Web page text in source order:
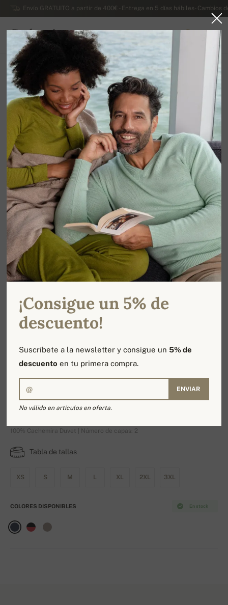
Envío GRATUITO a partir de 400€ - Entrega en 5 días hábiles- Cambios
Cachemira
ESPAÑA
Ir a la página principal
Lujosos jerseys de cachemira de dama
Cachemira Duvet de señora
Pise
100% Cachemira Duvet | Número de capas: 2
Tabla de tallas
XS S M L XL 2XL 3XL
En stock
COLORES DISPONIBLES
¡Consigue un 5% de
descuento!
Suscríbete a la newsletter y consigue un5% de
descuento en tu primera compra.
ENVIAR
No válido en artículos en oferta.